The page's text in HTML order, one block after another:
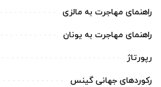
راهنمای مهاجرت به مالزی
راهنمای مهاجرت به یونان
رپورتاژ
رکوردهای جهانی گینس